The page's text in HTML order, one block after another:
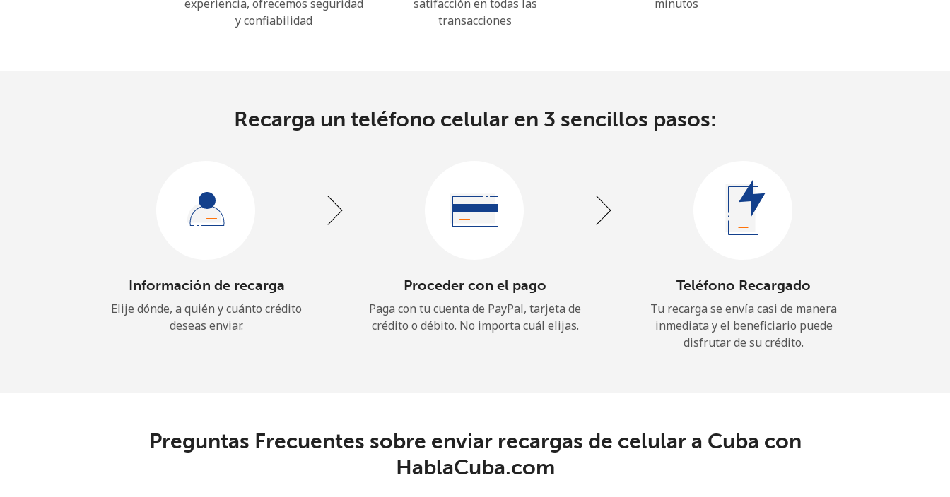
¿Olvidaste tu contraseña? →
experiencia, ofrecemos seguridad
y confiabilidad
satifacción en todas las
transacciones
minutos
Recarga un teléfono celular en 3 sencillos pasos:
Información de recarga
Elije dónde, a quién y cuánto crédito
deseas enviar.
Proceder con el pago
Paga con tu cuenta de PayPal, tarjeta de
crédito o débito. No importa cuál elijas.
Teléfono Recargado
Tu recarga se envía casi de manera
inmediata y el beneficiario puede
disfrutar de su crédito.
Preguntas Frecuentes sobre enviar recargas de celular a Cuba con
HablaCuba.com